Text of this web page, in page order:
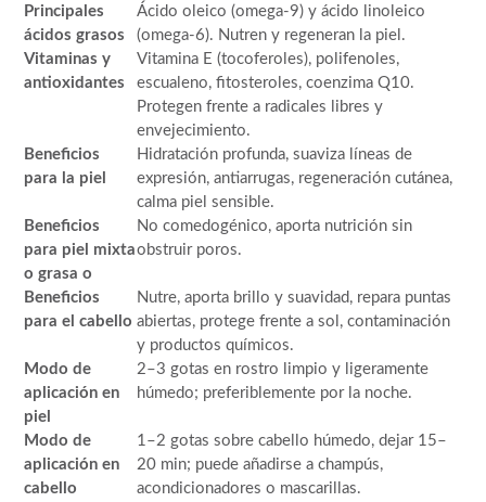
Principales
ácidos grasos
Ácido oleico (omega-9) y ácido linoleico
(omega-6). Nutren y regeneran la piel.
Vitaminas y
antioxidantes
Vitamina E (tocoferoles), polifenoles,
escualeno, fitosteroles, coenzima Q10.
Protegen frente a radicales libres y
envejecimiento.
Beneficios
para la piel
Hidratación profunda, suaviza líneas de
expresión, antiarrugas, regeneración cutánea,
calma piel sensible.
Beneficios
para piel mixta
o grasa o
No comedogénico, aporta nutrición sin
obstruir poros.
Beneficios
para el cabello
Nutre, aporta brillo y suavidad, repara puntas
abiertas, protege frente a sol, contaminación
y productos químicos.
Modo de
aplicación en
piel
2–3 gotas en rostro limpio y ligeramente
húmedo; preferiblemente por la noche.
Modo de
aplicación en
cabello
1–2 gotas sobre cabello húmedo, dejar 15–
20 min; puede añadirse a champús,
acondicionadores o mascarillas.